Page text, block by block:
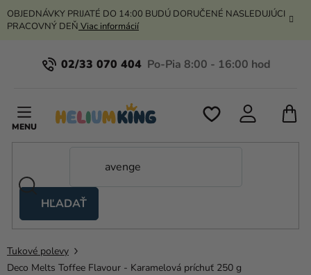
Prejsť
na
OBJEDNÁVKY PRIJATÉ DO 14:00 BUDÚ DORUČENÉ NASLEDUJÚCI
PRACOVNÝ DEŇ Viac informácií
02/33 070 404
HĽADAŤ
stany
Kanekalon
Tukové polevy
Deco Melts Toffee Flavour - Karamelová príchuť 250 g